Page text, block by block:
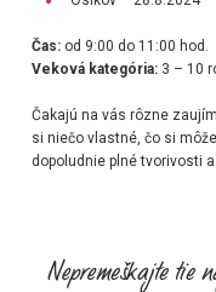
Čas:od 9:00 do 11:00 hod.
Veková kategória:3 – 10
Čakajú na vás rôzne
si niečo vlastné, čo si
dopoludnie plné tvorivosti